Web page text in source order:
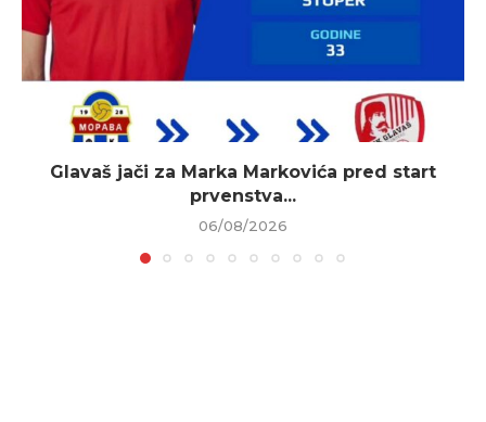
Glavaš jači za Marka Markovića pred start
prvenstva...
06/08/2026